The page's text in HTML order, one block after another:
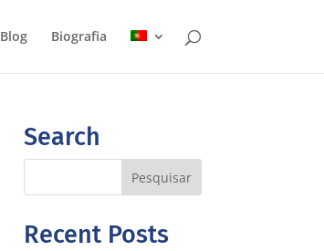
Blog Biografia
Search
Recent Posts